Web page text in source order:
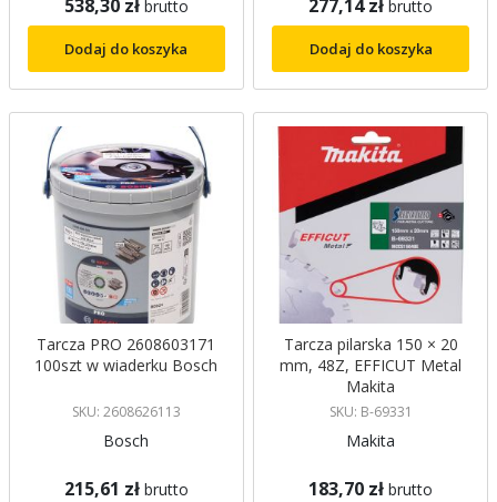
538,30 zł brutto
Dodaj do koszyka
277,14 zł brutto
Dodaj do koszyka
Tarcza PRO 2608603171
100szt w wiaderku Bosch
SKU: 2608626113
Bosch
215,61 zł brutto
Tarcza pilarska 150 × 20
mm, 48Z, EFFICUT Metal
Makita
SKU: B-69331
Makita
183,70 zł brutto